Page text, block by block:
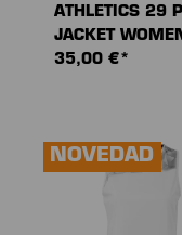
ATHLETICS 29
JACKET
35,00 €*
NOVEDAD